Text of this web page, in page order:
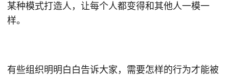
某种模式打造人，让每个人都变得和其他人一模一
样。
有些组织明明白白告诉大家，需要怎样的行为才能被